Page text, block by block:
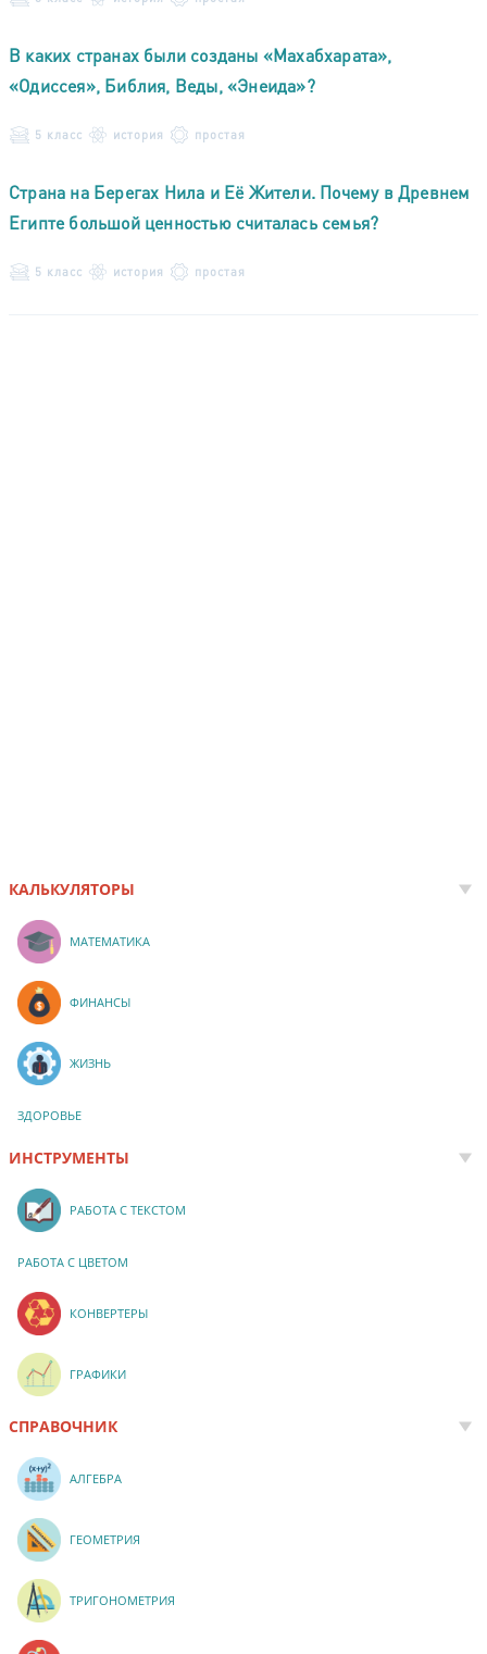
В каких странах были созданы «Махабхарата»,
«Одиссея», Библия, Веды, «Энеида»?
5 класс история простая
Страна на Берегах Нила и Её Жители. Почему в Древнем
Египте большой ценностью считалась семья?
5 класс история простая
КАЛЬКУЛЯТОРЫ
МАТЕМАТИКА
ФИНАНСЫ
ЖИЗНЬ
ЗДОРОВЬЕ
ИНСТРУМЕНТЫ
РАБОТА С ТЕКСТОМ
РАБОТА С ЦВЕТОМ
КОНВЕРТЕРЫ
ГРАФИКИ
СПРАВОЧНИК
АЛГЕБРА
ГЕОМЕТРИЯ
ТРИГОНОМЕТРИЯ